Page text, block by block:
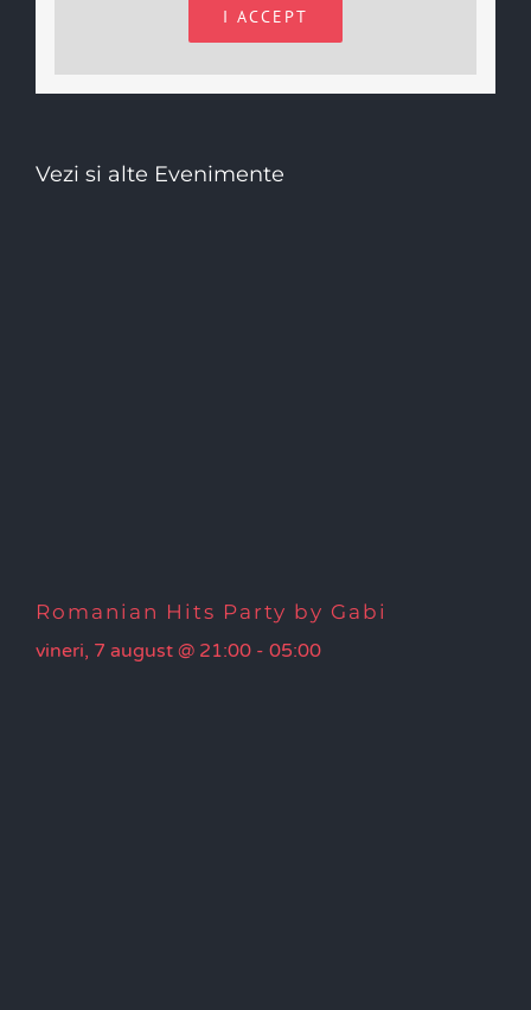
I ACCEPT
Vezi si alte Evenimente
Romanian Hits Party by Gabi
vineri, 7 august @ 21:00 - 05:00